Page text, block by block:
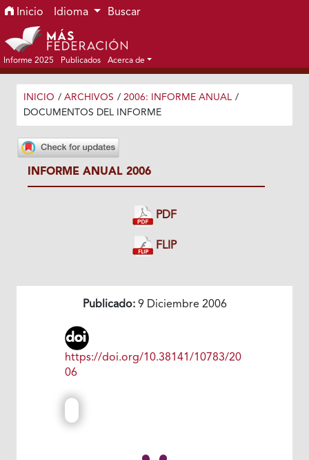
Ir al menú de navegación principal
Ir al contenido principal
Ir al pie de página del sitio
Inicio Idioma Buscar
Informe 2025 Publicados Acerca de
INICIO / ARCHIVOS / 2006: INFORME ANUAL /
DOCUMENTOS DEL INFORME
INFORME ANUAL 2006
PDF
FLIP
Publicado:9 Diciembre 2006
https://doi.org/10.38141/10783/20
06